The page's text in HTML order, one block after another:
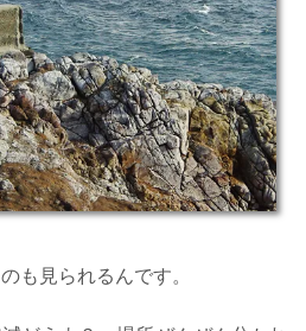
も見られるんです。